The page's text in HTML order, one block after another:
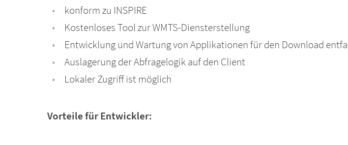
konform zu INSPIRE
Kostenloses Tool zur WMTS-Diensterstellung
Entwicklung und Wartung von Applikationen für den Download
Auslagerung der Abfragelogik auf den Client
Lokaler Zugriff ist möglich
Vorteile für Entwickler: